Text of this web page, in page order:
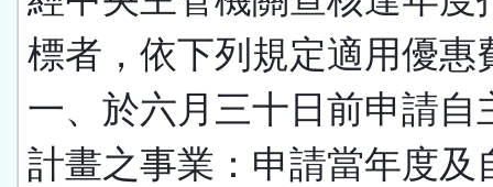
標者，依下列規定適用優惠
一、於六月三十日前申請自
計畫之事業：申請當年度及